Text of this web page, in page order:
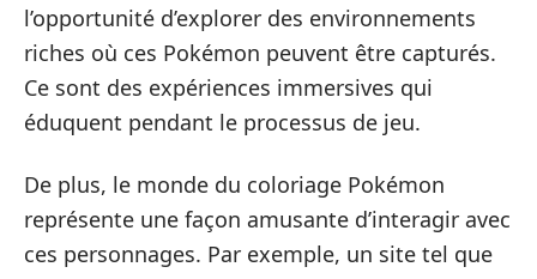
l’opportunité d’explorer des environnements
riches où ces Pokémon peuvent être capturés.
Ce sont des expériences immersives qui
éduquent pendant le processus de jeu.
De plus, le monde du coloriage Pokémon
représente une façon amusante d’interagir avec
ces personnages. Par exemple, un site tel que